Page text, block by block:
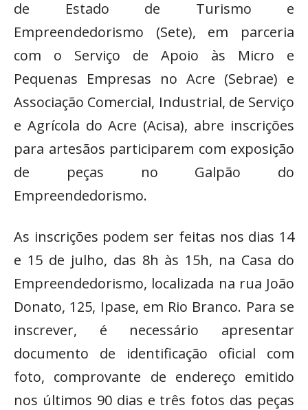
de Estado de Turismo e
Empreendedorismo (Sete), em parceria
com o Serviço de Apoio às Micro e
Pequenas Empresas no Acre (Sebrae) e
Associação Comercial, Industrial, de Serviço
e Agrícola do Acre (Acisa), abre inscrições
para artesãos participarem com exposição
de peças no Galpão do
Empreendedorismo.
As inscrições podem ser feitas nos dias 14
e 15 de julho, das 8h às 15h, na Casa do
Empreendedorismo, localizada na rua João
Donato, 125, Ipase, em Rio Branco. Para se
inscrever, é necessário apresentar
documento de identificação oficial com
foto, comprovante de endereço emitido
nos últimos 90 dias e três fotos das peças